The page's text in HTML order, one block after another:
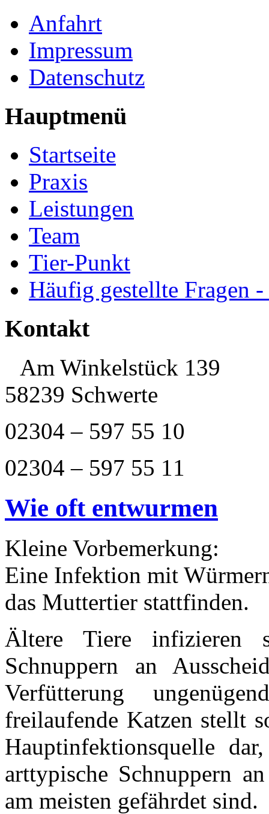
Anfahrt
Impressum
Datenschutz
Hauptmenü
Startseite
Praxis
Leistungen
Team
Tier-Punkt
Häufig gestellte Fragen
Kontakt
Am Winkelstück 139
58239 Schwerte
02304 – 597 55 10
02304 – 597 55 11
Wie oft entwurmen
Kleine Vorbemerkung:
Eine Infektion mit
das Muttertier stattfinden.
Ältere Tiere infizieren
Schnuppern an
Verfütterung
freilaufende Katzen stellt
Hauptinfektionsquelle
arttypische Schnuppern
am meisten gefährdet sind.